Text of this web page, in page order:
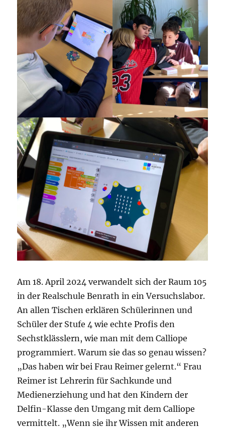
Am 18. April 2024 verwandelt sich der Raum 105
in der Realschule Benrath in ein Versuchslabor.
An allen Tischen erklären Schülerinnen und
Schüler der Stufe 4 wie echte Profis den
Sechstklässlern, wie man mit dem Calliope
programmiert. Warum sie das so genau wissen?
„Das haben wir bei Frau Reimer gelernt.“ Frau
Reimer ist Lehrerin für Sachkunde und
Medienerziehung und hat den Kindern der
Delfin-Klasse den Umgang mit dem Calliope
vermittelt. „Wenn sie ihr Wissen mit anderen